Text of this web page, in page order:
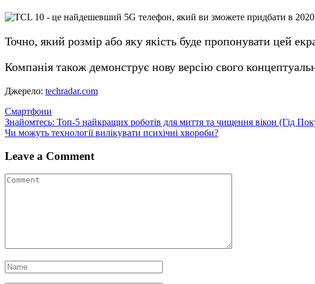
Точно, який розмір або яку якість буде пропонувати цей
Компанія також демонструє нову версію свого
Джерело: techradar.com
Смартфони
Навігація
записів
Знайомтесь: Топ-5 найкращих роботів для миття та чищення вікон (Гід
Чи можуть технології вилікувати психічні хвороби?
Leave a Comment